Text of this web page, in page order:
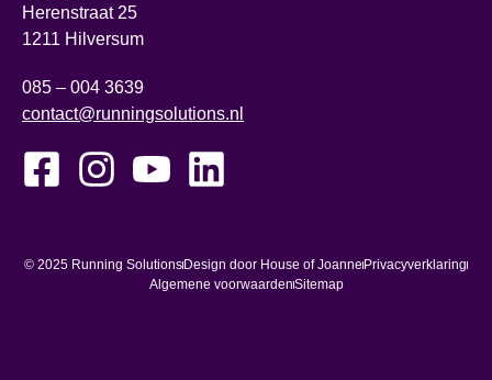
Herenstraat 25
1211 Hilversum
085 – 004 3639
contact@runningsolutions.nl
© 2025 Running Solutions Design door House of Joanne Privacyverklaring
Algemene voorwaardenSitemap